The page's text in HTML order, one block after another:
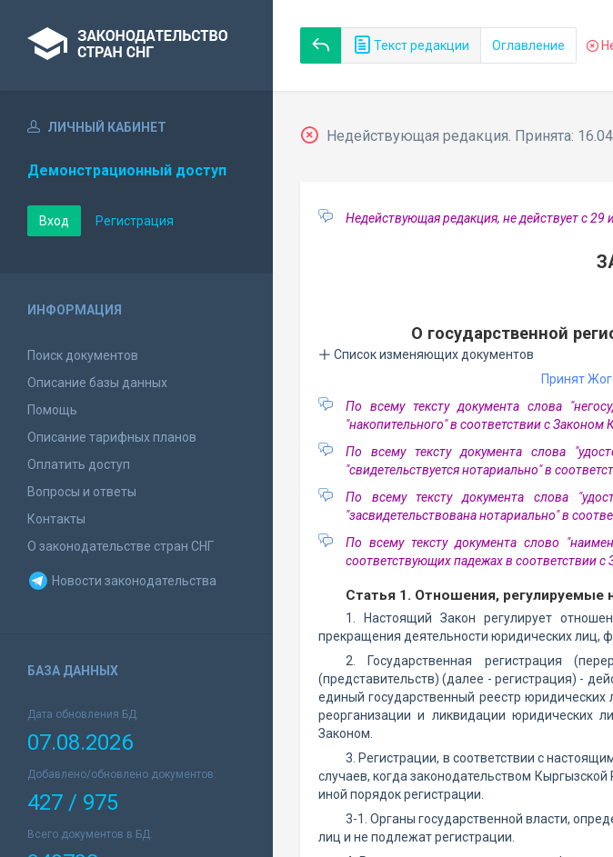
Текст редакции Оглавление
ЛИЧНЫЙ КАБИНЕТ
Демонстрационный доступ
Вход Регистрация
ИНФОРМАЦИЯ
Поиск документов
Описание базы данных
Помощь
Описание тарифных планов
Оплатить доступ
Вопросы и ответы
Контакты
О законодательстве стран СНГ
Новости законодательства
БАЗА ДАННЫХ
Дата обновления БД:
07.08.2026
Добавлено/обновлено документов:
427 / 975
Всего документов в БД:
Недействующая редакция. Принята:
Недействующая редакция, не действует с 29
О государственной
Список изменяющих документов
Принят
По всему тексту документа слова
"накопительного" в соответствии с
По всему тексту документа слова
"свидетельствуется нотариально" в
По всему тексту документа слова
"засвидетельствована нотариально" в
По всему тексту документа слово
соответствующих падежах в соответствии
Статья 1. Отношения,
1. Настоящий Закон регулирует
прекращения деятельности юридических лиц,
2. Государственная регистрация
(представительств) (далее - регистрация) -
единый государственный реестр
реорганизации и ликвидации юридических
Законом.
3. Регистрации, в соответствии с
случаев, когда законодательством
иной порядок регистрации.
3-1. Органы государственной власти,
лиц и не подлежат регистрации.